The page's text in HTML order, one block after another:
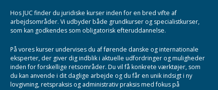
Hos JUC finder du juridiske kurser inden for en bred vifte af
arbejdsområder. Vi udbyder både grundkurser og specialistkurser,
som kan godkendes som obligatorisk efteruddannelse.
På vores kurser undervises du af førende danske og internationale
eksperter, der giver dig indblik i aktuelle udfordringer og muligheder
inden for forskellige retsområder. Du vil få konkrete værktøjer, som
du kan anvende i dit daglige arbejde og du får en unik indsigt i ny
lovgivning, retspraksis og administrativ praksis med fokus på